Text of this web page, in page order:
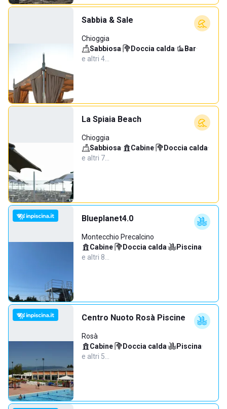
Sabbia & Sale
Chioggia
Sabbiosa· Doccia calda· Bar·
e altri 4…
La Spiaia Beach
Chioggia
Sabbiosa· Cabine· Doccia calda·
e altri 7…
Blueplanet4.0
Montecchio Precalcino
Cabine· Doccia calda· Piscina·
e altri 8…
Centro Nuoto Rosà Piscine
Rosà
Cabine· Doccia calda· Piscina·
e altri 5…